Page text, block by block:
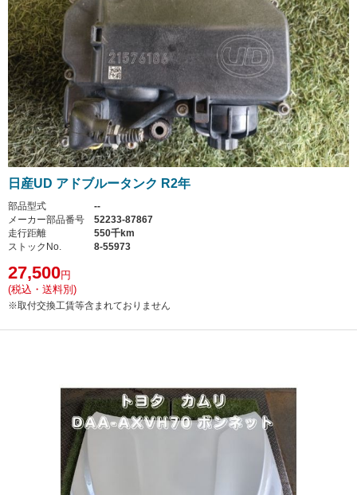
日産UD アドブルータンク R2年
部品型式
--
メーカー部品番号
52233-87867
走行距離
550千km
ストックNo.
8-55973
27,500円
(税込・送料別)
※取付交換工賃等含まれておりません